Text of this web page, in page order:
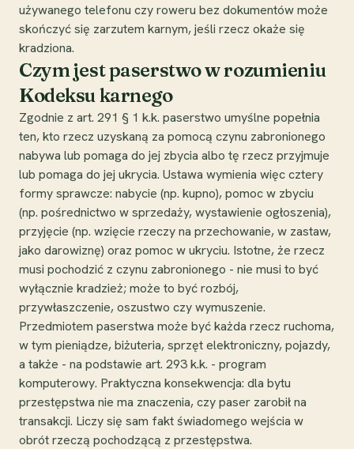
używanego telefonu czy roweru bez dokumentów może
skończyć się zarzutem karnym, jeśli rzecz okaże się
kradziona.
Czym jest paserstwo w rozumieniu
Kodeksu karnego
Zgodnie z art. 291 § 1 k.k. paserstwo umyślne popełnia
ten, kto rzecz uzyskaną za pomocą czynu zabronionego
nabywa lub pomaga do jej zbycia albo tę rzecz przyjmuje
lub pomaga do jej ukrycia. Ustawa wymienia więc cztery
formy sprawcze: nabycie (np. kupno), pomoc w zbyciu
(np. pośrednictwo w sprzedaży, wystawienie ogłoszenia),
przyjęcie (np. wzięcie rzeczy na przechowanie, w zastaw,
jako darowiznę) oraz pomoc w ukryciu. Istotne, że rzecz
musi pochodzić z czynu zabronionego - nie musi to być
wyłącznie kradzież; może to być rozbój,
przywłaszczenie, oszustwo czy wymuszenie.
Przedmiotem paserstwa może być każda rzecz ruchoma,
w tym pieniądze, biżuteria, sprzęt elektroniczny, pojazdy,
a także - na podstawie art. 293 k.k. - program
komputerowy. Praktyczna konsekwencja: dla bytu
przestępstwa nie ma znaczenia, czy paser zarobił na
transakcji. Liczy się sam fakt świadomego wejścia w
obrót rzeczą pochodzącą z przestępstwa.